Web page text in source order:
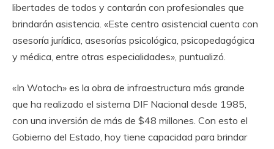
libertades de todos y contarán con profesionales que
brindarán asistencia. «Este centro asistencial cuenta con
asesoría jurídica, asesorías psicológica, psicopedagógica
y médica, entre otras especialidades», puntualizó.
«In Wotoch» es la obra de infraestructura más grande
que ha realizado el sistema DIF Nacional desde 1985,
con una inversión de más de $48 millones. Con esto el
Gobierno del Estado, hoy tiene capacidad para brindar